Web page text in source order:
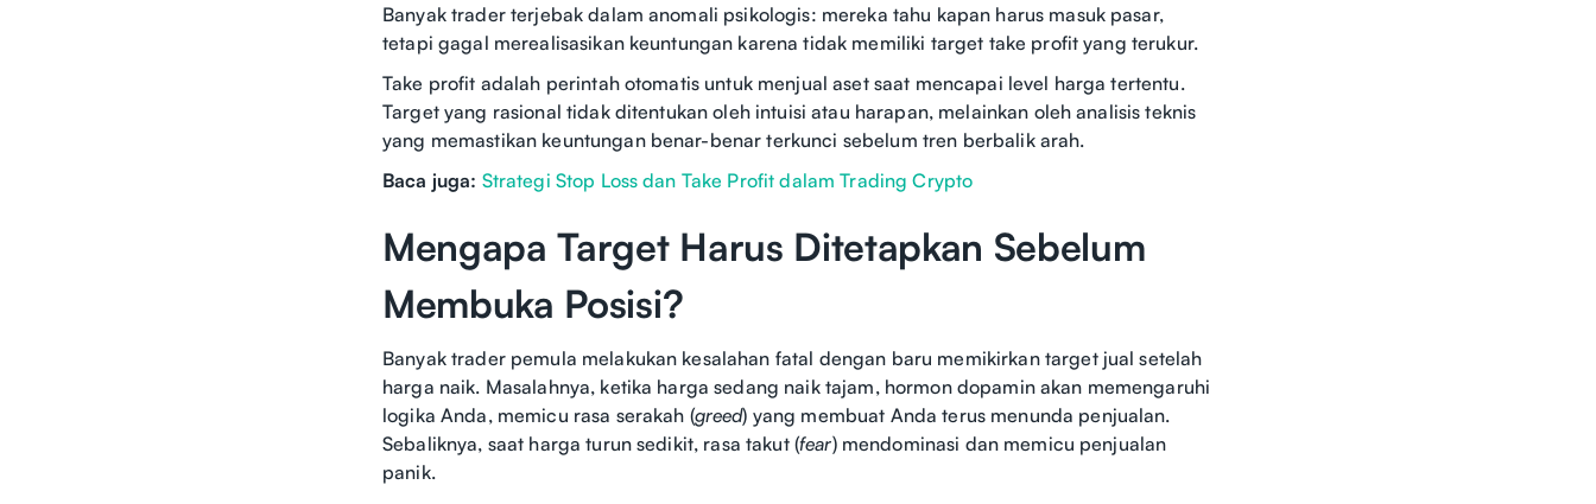
Banyak trader terjebak dalam anomali psikologis: mereka tahu kapan harus masuk pasar,
tetapi gagal merealisasikan keuntungan karena tidak memiliki target take profit yang terukur.
Take profit adalah perintah otomatis untuk menjual aset saat mencapai level harga tertentu.
Target yang rasional tidak ditentukan oleh intuisi atau harapan, melainkan oleh analisis teknis
yang memastikan keuntungan benar-benar terkunci sebelum tren berbalik arah.
Baca juga: Strategi Stop Loss dan Take Profit dalam Trading Crypto
Mengapa Target Harus Ditetapkan Sebelum
Membuka Posisi?
Banyak trader pemula melakukan kesalahan fatal dengan baru memikirkan target jual setelah
harga naik. Masalahnya, ketika harga sedang naik tajam, hormon dopamin akan memengaruhi
logika Anda, memicu rasa serakah (greed) yang membuat Anda terus menunda penjualan.
Sebaliknya, saat harga turun sedikit, rasa takut (fear) mendominasi dan memicu penjualan
panik.